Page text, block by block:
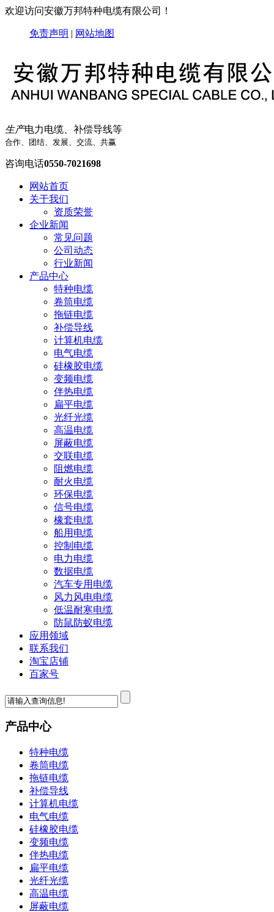
欢迎访问安徽万邦特种电缆有限公司！
免责声明 | 网站地图
生产电力电缆、补偿导线等
合作、团结、发展、交流、共赢
咨询电话0550-7021698
网站首页
关于我们
资质荣誉
企业新闻
常见问题
公司动态
行业新闻
产品中心
特种电缆
卷筒电缆
拖链电缆
补偿导线
计算机电缆
电气电缆
硅橡胶电缆
变频电缆
伴热电缆
扁平电缆
光纤光缆
高温电缆
屏蔽电缆
交联电缆
阻燃电缆
耐火电缆
环保电缆
信号电缆
橡套电缆
船用电缆
控制电缆
电力电缆
数据电缆
汽车专用电缆
风力风电电缆
低温耐寒电缆
防鼠防蚁电缆
应用领域
联系我们
淘宝店铺
百家号
产品中心
特种电缆
卷筒电缆
拖链电缆
补偿导线
计算机电缆
电气电缆
硅橡胶电缆
变频电缆
伴热电缆
扁平电缆
光纤光缆
高温电缆
屏蔽电缆